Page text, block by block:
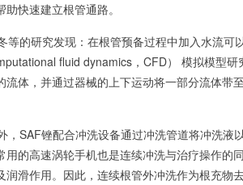
助快速建立根管通路。
等的研究发现：在根管预备过程中加入水流可
fluid dynamics，CFD） 模拟模型
流体，并通过器械的上下运动将一部分流体带
，SAF锉配合冲洗设备通过冲洗管道将冲洗液
用的高速涡轮手机也是连续冲洗与治疗操作的
润滑作用。因此，连续根管外冲洗作为根充物